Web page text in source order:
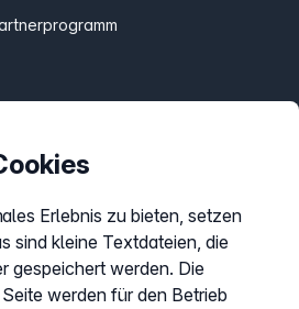
Preise
AGB
Datenschutz
Impressum
Erlebnis zu bieten, setzen
sind kleine Textdateien, die
gespeichert werden. Die
werden für den Betrieb